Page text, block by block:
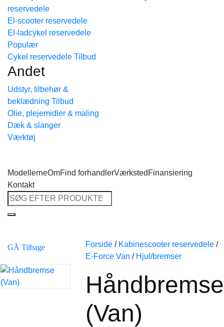
reservedele
El-scooter reservedele
El-ladcykel reservedele
Cykel reservedele
Andet
Udstyr, tilbehør &
beklædning
Olie, plejemidler & maling
Dæk & slanger
Værktøj
ModellerneOmFind forhandlerVærksted Finansiering
Kontakt
Søg
efter:
GÅ Tilbage Forside / Kabinescooter reservedele /
E-Force Van / Hjul/bremser
Håndbremse
(Van)